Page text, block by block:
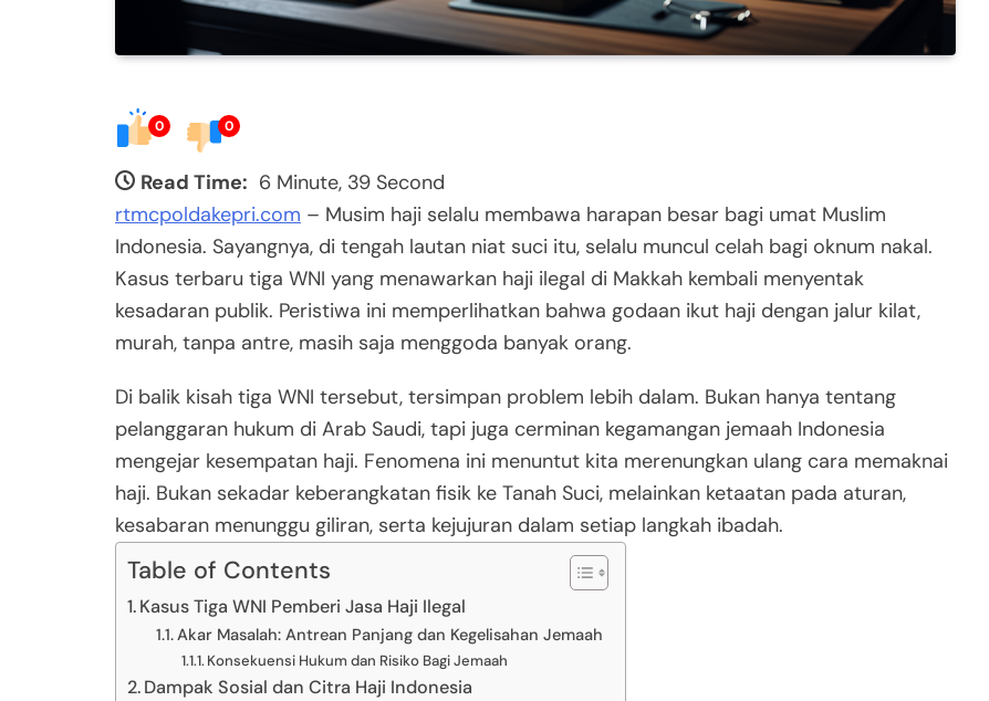
0 0
Read Time: 6 Minute, 39 Second
rtmcpoldakepri.com – Musim haji selalu membawa harapan besar bagi umat Muslim
Indonesia. Sayangnya, di tengah lautan niat suci itu, selalu muncul celah bagi oknum nakal.
Kasus terbaru tiga WNI yang menawarkan haji ilegal di Makkah kembali menyentak
kesadaran publik. Peristiwa ini memperlihatkan bahwa godaan ikut haji dengan jalur kilat,
murah, tanpa antre, masih saja menggoda banyak orang.
Di balik kisah tiga WNI tersebut, tersimpan problem lebih dalam. Bukan hanya tentang
pelanggaran hukum di Arab Saudi, tapi juga cerminan kegamangan jemaah Indonesia
mengejar kesempatan haji. Fenomena ini menuntut kita merenungkan ulang cara memaknai
haji. Bukan sekadar keberangkatan fisik ke Tanah Suci, melainkan ketaatan pada aturan,
kesabaran menunggu giliran, serta kejujuran dalam setiap langkah ibadah.
Table of Contents
Kasus Tiga WNI Pemberi Jasa Haji Ilegal
Akar Masalah: Antrean Panjang dan Kegelisahan Jemaah
Konsekuensi Hukum dan Risiko Bagi Jemaah
Dampak Sosial dan Citra Haji Indonesia